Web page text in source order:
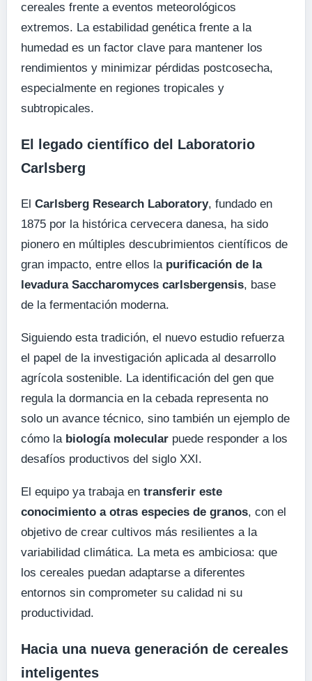
cereales frente a eventos meteorológicos
extremos. La estabilidad genética frente a la
humedad es un factor clave para mantener los
rendimientos y minimizar pérdidas postcosecha,
especialmente en regiones tropicales y
subtropicales.
El legado científico del Laboratorio
Carlsberg
El Carlsberg Research Laboratory, fundado en
1875 por la histórica cervecera danesa, ha sido
pionero en múltiples descubrimientos científicos de
gran impacto, entre ellos la purificación de la
levadura Saccharomyces carlsbergensis, base
de la fermentación moderna.
Siguiendo esta tradición, el nuevo estudio refuerza
el papel de la investigación aplicada al desarrollo
agrícola sostenible. La identificación del gen que
regula la dormancia en la cebada representa no
solo un avance técnico, sino también un ejemplo de
cómo la biología molecular puede responder a los
desafíos productivos del siglo XXI.
El equipo ya trabaja en transferir este
conocimiento a otras especies de granos, con el
objetivo de crear cultivos más resilientes a la
variabilidad climática. La meta es ambiciosa: que
los cereales puedan adaptarse a diferentes
entornos sin comprometer su calidad ni su
productividad.
Hacia una nueva generación de cereales
inteligentes